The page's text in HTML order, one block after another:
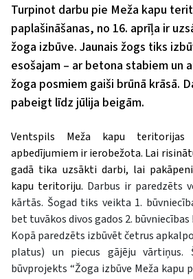
Turpinot darbu pie Meža kapu
paplašināšanas, no 16. aprīļa ir
žoga izbūve. Jaunais žogs tiks
esošajam – ar betona stabiem un
žoga posmiem gaiši brūnā krāsā.
pabeigt līdz jūlija beigām.
Ventspils Meža kapu teritorijas
apbedījumiem ir ierobežota. Lai
gadā tika uzsākti darbi, lai
kapu teritoriju. Darbus ir paredzēts
kārtās. Šogad tiks veikta 1.
bet tuvākos divos gados 2.
Kopā paredzēts izbūvēt četrus
platus) un piecus gājēju vārtiņus.
būvprojekts “Žoga izbūve Meža